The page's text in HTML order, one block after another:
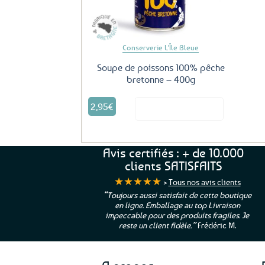
Conserverie L'Île Bleue
Soupe de poissons 100% pêche
bretonne – 400g
2,95€
Avis certifiés : + de 10.000
clients SATISFAITS
★★★★★ >Tous nos avis clients
“Toujours aussi satisfait de cette boutique
en ligne. Emballage au top Livraison
impeccable pour des produits fragiles. Je
reste un client fidèle.”Frédéric M.